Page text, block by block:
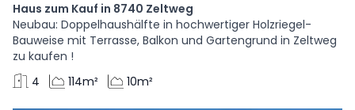
Haus zum Kauf in 8740 Zeltweg
Neubau: Doppelhaushälfte in hochwertiger Holzriegel-
Bauweise mit Terrasse, Balkon und Gartengrund in Zeltweg
zu kaufen !
4
114m² 10m²